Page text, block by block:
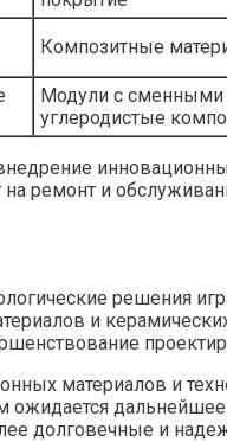
Композитные
Модули с сменными
углеродистые
на ремонт и
решения
и
материалов и
ожидается
долговечные и